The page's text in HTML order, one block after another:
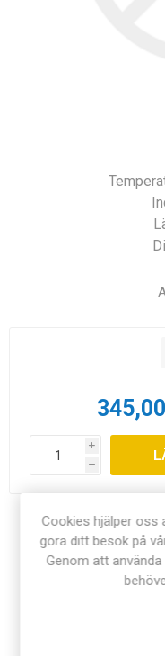
i
h
Cookies hjälper oss
göra ditt besök på
Genom att